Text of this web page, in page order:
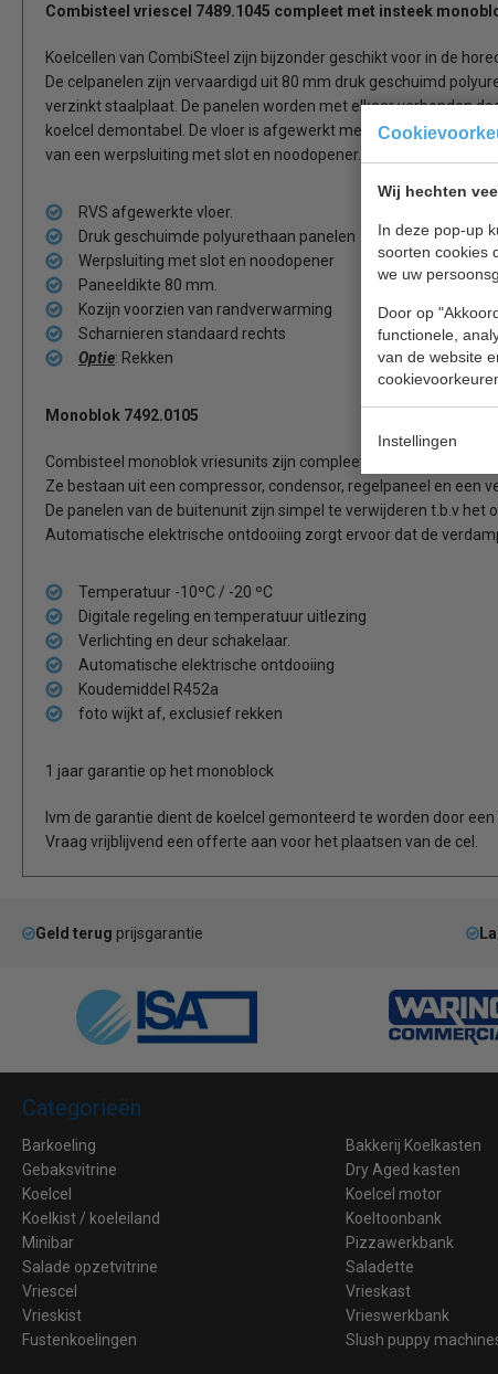
Wij hechten
In deze pop-up
soorten cookies
we uw
Door op
functionele,
van de website
Instellingen
Combisteel vriescel 7489.1045 compleet met insteek
Koelcellen van CombiSteel zijn bijzonder geschikt voor in de
De celpanelen zijn vervaardigd uit 80 mm druk geschuimd
verzinkt staalplaat. De panelen worden met elkaar verbonden
koelcel demontabel. De vloer is afgewerkt met RVS (AISI 430).
van een werpsluiting met slot en noodopener.
RVS afgewerkte vloer.
Druk geschuimde polyurethaan panelen
Werpsluiting met slot en noodopener
Paneeldikte 80 mm.
Kozijn voorzien van randverwarming
Scharnieren standaard rechts
Optie: Rekken
Monoblok 7492.0105
Combisteel monoblok vriesunits zijn compleet voor gemonteerd
Ze bestaan uit een compressor, condensor, regelpaneel en een
De panelen van de buitenunit zijn simpel te verwijderen t.b.v het
Automatische elektrische ontdooiing zorgt ervoor dat de
Temperatuur -10ºC / -20 ºC
Digitale regeling en temperatuur uitlezing
Verlichting en deur schakelaar.
Automatische elektrische ontdooiing
Koudemiddel R452a
foto wijkt af, exclusief rekken
1 jaar garantie op het monoblock
Ivm de garantie dient de koelcel gemonteerd te worden door
Vraag vrijblijvend een offerte aan voor het plaatsen van de cel.
Geld terug prijsgarantie
Categorieën
Barkoeling Bakkerij Koelkasten
Gebaksvitrine
Dry Aged kasten
Koelcel
Koelcel motor
Koelkist / koeleiland
Koeltoonbank
Minibar
Pizzawerkbank
Salade opzetvitrine
Saladette
Vriescel
Vrieskast
Vrieskist
Vrieswerkbank
Fustenkoelingen
Slush puppy